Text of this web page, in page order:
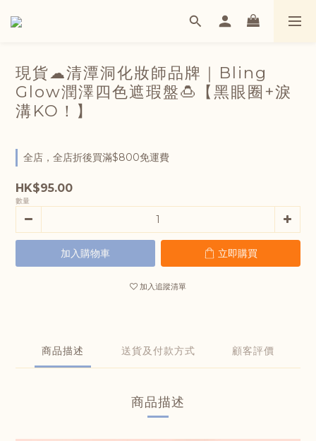
現貨☁清潭洞化妝師品牌｜Bling
Glow潤澤四色遮瑕盤🍮【黑眼圈+淚
溝KO！】
全店，全店折後買滿$800免運費
HK$95.00
數量
加入購物車 立即購買
加入追蹤清單
商品描述 送貨及付款方式 顧客評價
商品描述